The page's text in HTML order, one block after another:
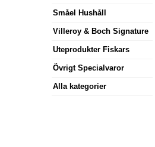
Småel Hushåll
Villeroy & Boch Signature
Uteprodukter Fiskars
Övrigt Specialvaror
Alla kategorier